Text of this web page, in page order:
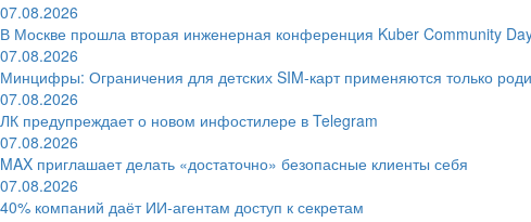
07.08.2026
В Москве прошла вторая инженерная конференция Kuber Community
07.08.2026
Минцифры: Ограничения для детских SIM-карт применяются только
07.08.2026
ЛК предупреждает о новом инфостилере в Telegram
07.08.2026
MAX приглашает делать «достаточно» безопасные клиенты себя
07.08.2026
40% компаний даёт ИИ‑агентам доступ к секретам